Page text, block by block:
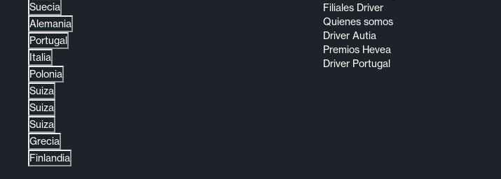
Suecia
Alemania
Portugal
Italia
Polonia
Suiza
Suiza
Suiza
Grecia
Finlandia
Filiales Driver
Quienes somos
Driver Autia
Premios Hevea
Driver Portugal